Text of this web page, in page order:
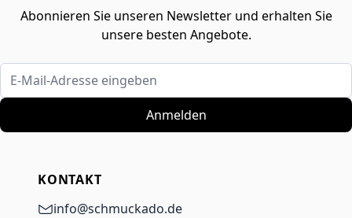
Abonnieren Sie unseren Newsletter und erhalten Sie
unsere besten Angebote.
E-Mail-Adresse eingeben
Anmelden
KONTAKT
info@schmuckado.de